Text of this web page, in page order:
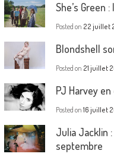
She’s Green
Posted on 22 juillet
Blondshell
Posted on 21 juillet
PJ Harvey
Posted on 16 juillet
Julia Jacklin
septembre